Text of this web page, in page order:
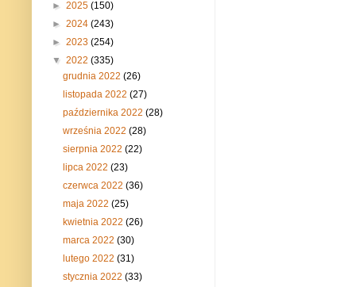
► 2025 (150)
► 2024 (243)
► 2023 (254)
▼ 2022 (335)
grudnia 2022(26)
listopada 2022(27)
października 2022(28)
września 2022(28)
sierpnia 2022(22)
lipca 2022(23)
czerwca 2022(36)
maja 2022(25)
kwietnia 2022(26)
marca 2022(30)
lutego 2022(31)
stycznia 2022(33)